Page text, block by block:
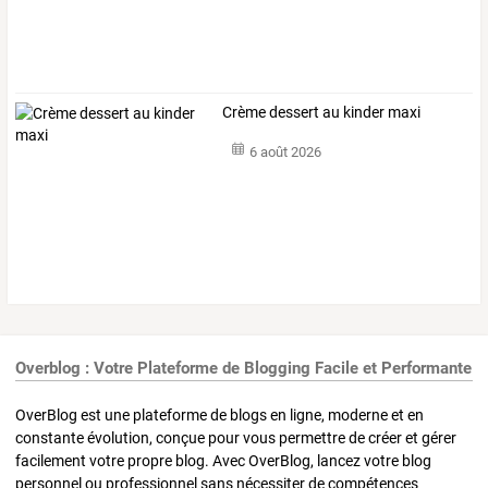
Crème dessert au kinder maxi
6 août 2026
Overblog : Votre Plateforme de Blogging Facile et Performante
OverBlog est une plateforme de blogs en ligne, moderne et en
constante évolution, conçue pour vous permettre de créer et gérer
facilement votre propre blog. Avec OverBlog, lancez votre blog
personnel ou professionnel sans nécessiter de compétences